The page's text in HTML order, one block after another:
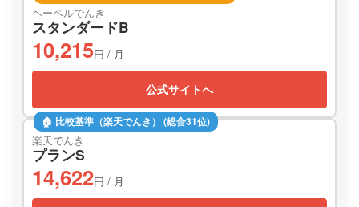
ヘーベルでんき
スタンダードB
10,215円 / 月
公式サイトへ
🏠 比較基準（楽天でんき） (総合31位)
楽天でんき
プランS
14,622円 / 月